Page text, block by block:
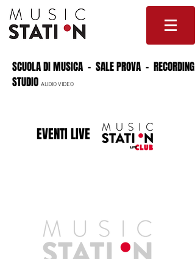
SCUOLA DI MUSICA - SALE PROVA - RECORDING
STUDIO AUDIO VIDEO
EVENTI LIVE